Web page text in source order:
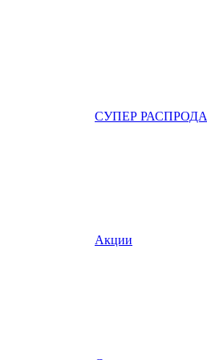
СУПЕР
Акции